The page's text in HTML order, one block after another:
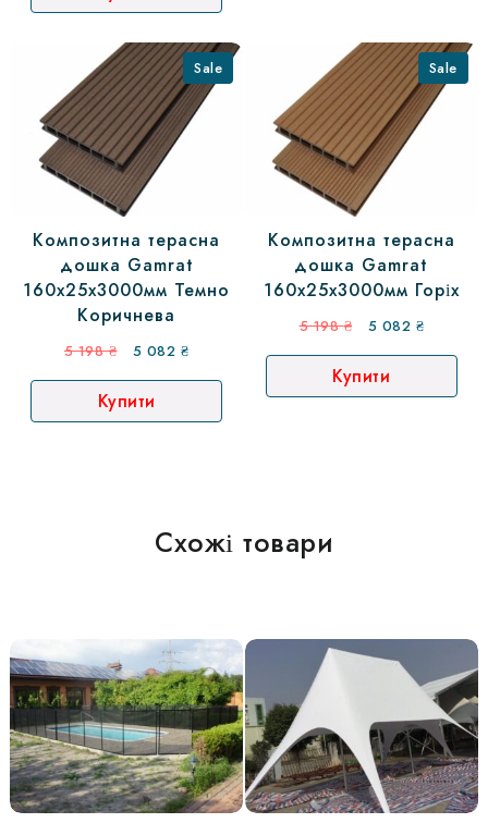
198 ₴.
082 ₴.
Sale
Композитна терасна
дошка Gamrat
160х25х3000мм Темно
Коричнева
5 198₴
Оригінальна
ціна:
5
198 ₴.
5 082 ₴Поточна
ціна:
082 ₴.
Купити
Sale
Композитна терасна
дошка Gamrat
160х25х3000мм Горіх
5 198₴
Оригінальна
ціна:
5
198 ₴.
5 082 ₴Поточна
ціна:
082 ₴.
Купити
Схожі товари